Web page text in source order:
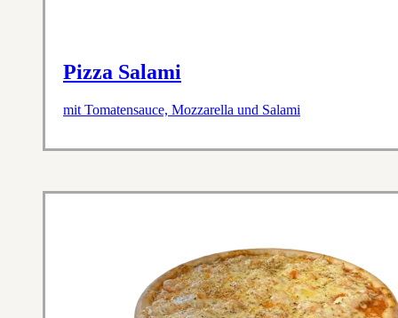
Pizza Salami
mit Tomatensauce, Mozzarella und Salami